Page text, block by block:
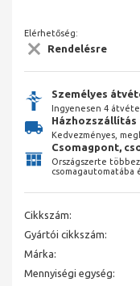
Elérhetőség:
Rendelésre
Személyes
Ingyenesen 4
Házhozszállítás
Kedvezményes,
Csomagpont,
Országszerte
csomagautomatába
Cikkszám:
Gyártói cikkszám:
Márka:
Mennyiségi egység: